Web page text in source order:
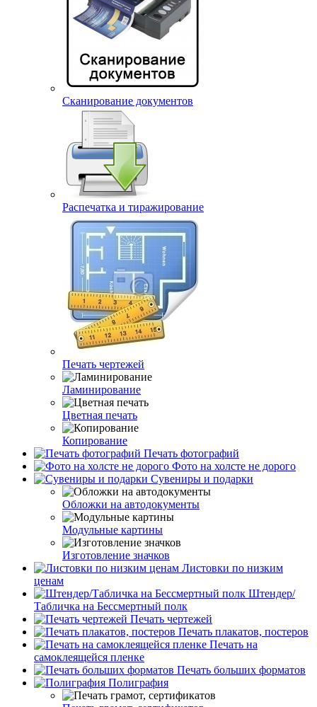
Сканирование документов
Распечатка и тиражирование
Печать чертежей
Ламинирование
Цветная печать
Копирование
Печать фотографий
Фото на холсте не дорого
Сувениры и подарки
Обложки на автодокументы
Модульные картины
Изготовление значков
Листовки по низким
ценам
Штендер/
Табличка на Бессмертный полк
Печать чертежей
Печать плакатов, постеров
Печать на
самоклеящейся пленке
Печать больших форматов
Полиграфия